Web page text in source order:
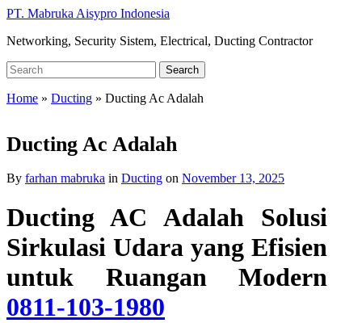
Skip
main
PT. Mabruka Aisypro Indonesia
Networking, Security Sistem, Electrical, Ducting Contractor
Search
for:
Search
Home » Ducting » Ducting Ac Adalah
Ducting Ac Adalah
By farhan mabruka in Ducting on November 13, 2025
Ducting AC Adalah Solusi
Sirkulasi Udara yang Efisien
untuk Ruangan Modern
0811-103-1980